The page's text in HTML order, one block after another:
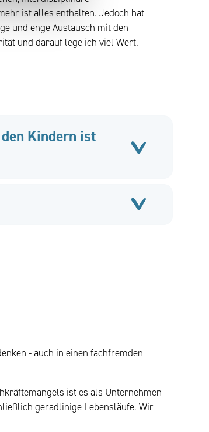
ist alles enthalten. Jedoch hat
und enge Austausch mit den
und darauf lege ich viel Wert.
Kindern ist
- auch in einen fachfremden
ist es als Unternehmen
geradlinige Lebensläufe. Wir